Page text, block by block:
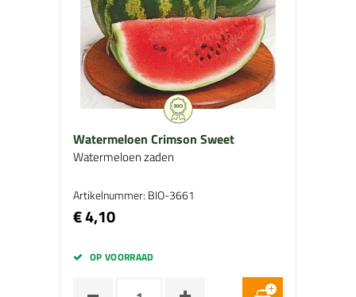
Watermeloen Crimson Sweet
Watermeloen zaden
Artikelnummer: BIO-3661
€ 4,10
OP VOORRAAD